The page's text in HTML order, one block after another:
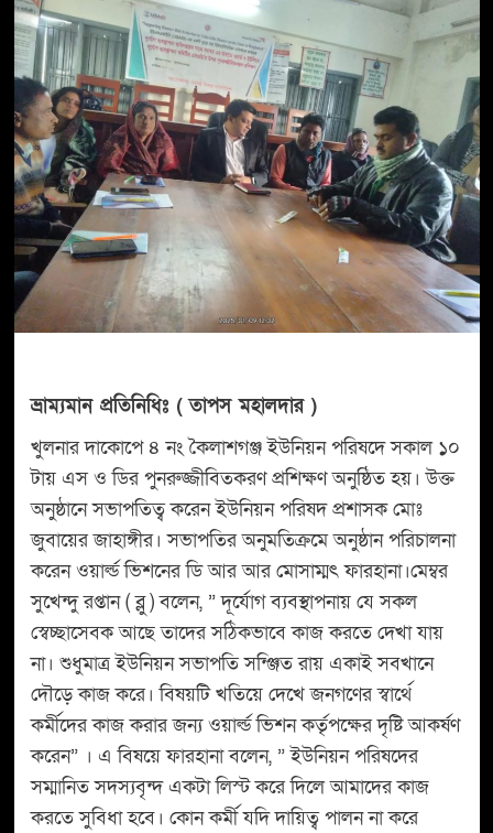
ভ্রাম্যমান প্রতিনিধিঃ ( তাপস মহালদার )
খুলনার দাকোপে ৪ নং কৈলাশগঞ্জ ইউনিয়ন পরিষদে সকাল ১০
টায় এস ও ডির পুনরুজ্জীবিতকরণ প্রশিক্ষণ অনুষ্ঠিত হয়। উক্ত
অনুষ্ঠানে সভাপতিত্ব করেন ইউনিয়ন পরিষদ প্রশাসক মোঃ
জুবায়ের জাহাঙ্গীর। সভাপতির অনুমতিক্রমে অনুষ্ঠান পরিচালনা
করেন ওয়ার্ল্ড ভিশনের ডি আর আর মোসাম্মৎ ফারহানা।মেম্বর
সুখেন্দু রপ্তান ( ব্লু ) বলেন, ” দূর্যোগ ব্যবস্থাপনায় যে সকল
স্বেচ্ছাসেবক আছে তাদের সঠিকভাবে কাজ করতে দেখা যায়
না। শুধুমাত্র ইউনিয়ন সভাপতি সন্ঞ্জিত রায় একাই সবখানে
দৌড়ে কাজ করে। বিষয়টি খতিয়ে দেখে জনগণের স্বার্থে
কর্মীদের কাজ করার জন্য ওয়ার্ল্ড ভিশন কর্তৃপক্ষের দৃষ্টি আকর্ষণ
করেন” । এ বিষয়ে ফারহানা বলেন, ” ইউনিয়ন পরিষদের
সম্মানিত সদস্যবৃন্দ একটা লিস্ট করে দিলে আমাদের কাজ
করতে সুবিধা হবে। কোন কর্মী যদি দায়িত্ব পালন না করে